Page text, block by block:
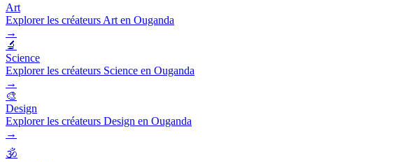
Art
Explorer les créateurs Art en Ouganda
→
🔬
Science
Explorer les créateurs Science en Ouganda
→
🎨
Design
Explorer les créateurs Design en Ouganda
→
🕉️